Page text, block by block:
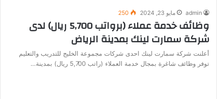
admin مايو 23, 2024 250
وظائف خدمة عملاء (برواتب 5,700 ريال) لدى
شركة سمارت لينك بمدينة الرياض
أعلنت شركة سمارت لينك احدى شركات مجموعة الخليج للتدريب والتعليم
توفر وظائف شاغرة بمجال خدمة العملاء (راتب 5,700 ريال) بمدينة…